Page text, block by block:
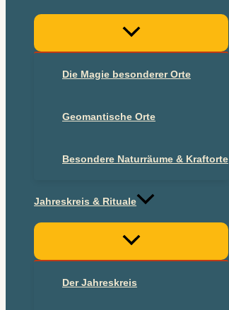
Die Magie besonderer Orte
Geomantische Orte
Besondere Naturräume & Kraftorte
Jahreskreis & Rituale
Der Jahreskreis